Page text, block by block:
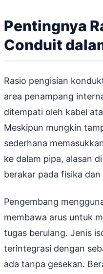
Pentingnya
Conduit
Rasio pengisian
area penampang
ditempati oleh kabel
Meskipun mungkin
sederhana
ke dalam pipa, alasan
berakar pada fisika dan
Pengembang
membawa arus untuk
tugas berulang. Jenis
terintegrasi dengan
ada tanpa gesekan.